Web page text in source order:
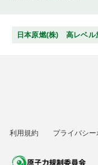
日本原燃(株) 高レベル
利用規約 プライバシー